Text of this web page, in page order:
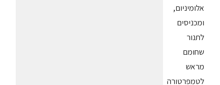
אלומיניום,
ומכניסים
לתנור
שחומם
מראש
לטמפרטורה